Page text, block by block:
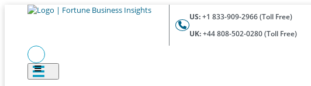
US:+1 833-909-2966 (Toll Free)
UK:+44 808-502-0280 (Toll Free)